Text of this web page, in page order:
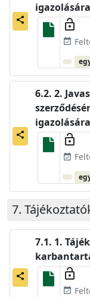
share
igazolására
lock_open
event_available
share
2.
igazolására
lock_open
event_available
share
1.
lock_open
event_available